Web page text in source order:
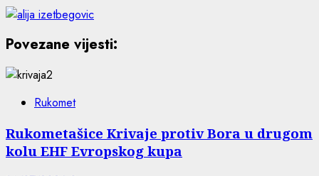
Povezane vijesti:
Rukomet
Rukometašice Krivaje protiv Bora u drugom
kolu EHF Evropskog kupa